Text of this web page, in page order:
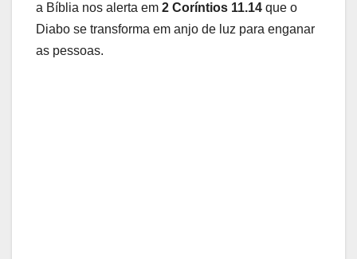
a Bíblia nos alerta em 2 Coríntios 11.14 que o
Diabo se transforma em anjo de luz para enganar
as pessoas.